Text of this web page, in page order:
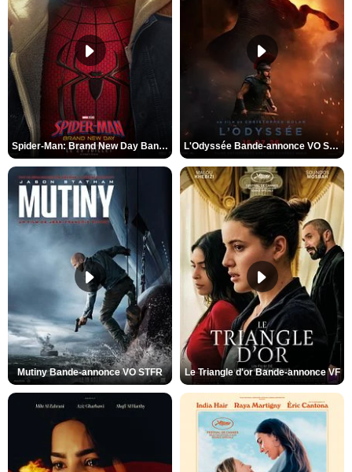
Spider-Man: Brand New Day Bande-annonce VO STFR L'Odyssée Bande-annonce VO STFR
Mutiny Bande-annonce VO STFR Le Triangle d'or Bande-annonce VF